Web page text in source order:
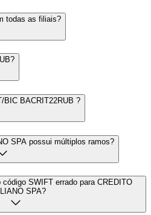
todas as filiais?
BIC BACRIT22RUB ?
SPA possui múltiplos ramos?
SWIFT errado para CREDITO
SPA?